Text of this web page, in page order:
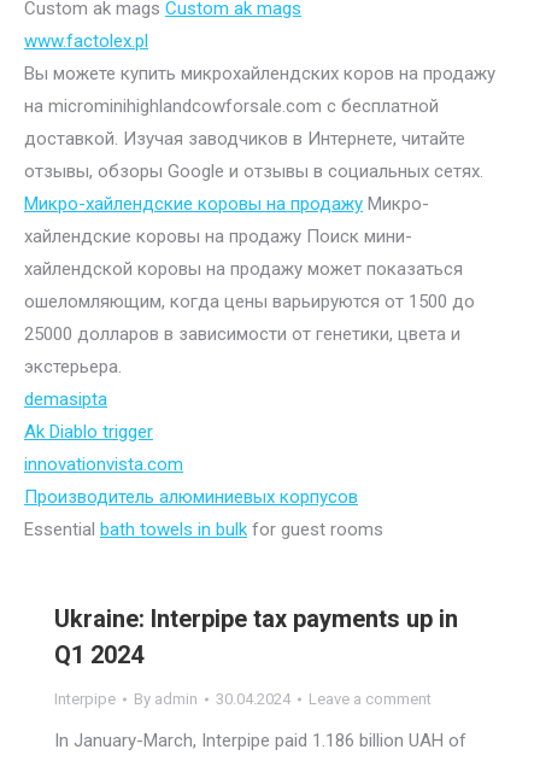
Custom ak mags Custom ak mags
www.factolex.pl
Вы можете купить микрохайлендских коров на продажу
на microminihighlandcowforsale.com с бесплатной
доставкой. Изучая заводчиков в Интернете, читайте
отзывы, обзоры Google и отзывы в социальных сетях.
Микро-хайлендские коровы на продажу Микро-
хайлендские коровы на продажу Поиск мини-
хайлендской коровы на продажу может показаться
ошеломляющим, когда цены варьируются от 1500 до
25000 долларов в зависимости от генетики, цвета и
экстерьера.
demasipta
Ak Diablo trigger
innovationvista.com
Производитель алюминиевых корпусов
Essential bath towels in bulk for guest rooms
Ukraine: Interpipe tax payments up in
Q1 2024
Interpipe By admin 30.04.2024 Leave a comment
In January-March, Interpipe paid 1.186 billion UAH of